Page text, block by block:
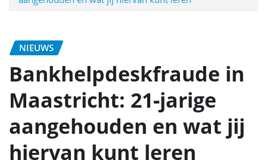
NIEUWS
Bankhelpdeskfraude in
Maastricht: 21‑jarige
aangehouden en wat jij
hiervan kunt leren